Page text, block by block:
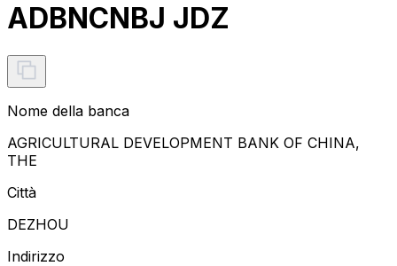
ADBNCNBJ JDZ
Nome della banca
AGRICULTURAL DEVELOPMENT BANK OF CHINA,
THE
Città
DEZHOU
Indirizzo